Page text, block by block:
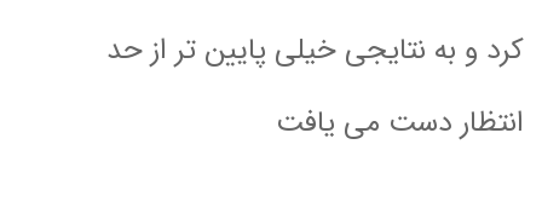
کرد و به نتایجی خیلی پایین تر از حد
انتظار دست می یافت